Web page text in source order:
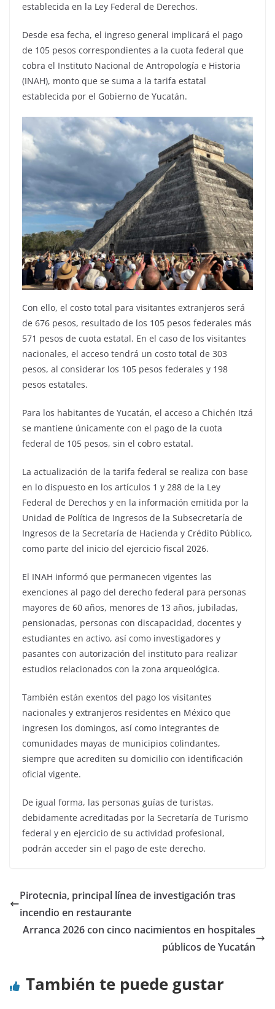
establecida en la Ley Federal de Derechos.
Desde esa fecha, el ingreso general implicará el pago
de 105 pesos correspondientes a la cuota federal que
cobra el Instituto Nacional de Antropología e Historia
(INAH), monto que se suma a la tarifa estatal
establecida por el Gobierno de Yucatán.
Con ello, el costo total para visitantes extranjeros será
de 676 pesos, resultado de los 105 pesos federales más
571 pesos de cuota estatal. En el caso de los visitantes
nacionales, el acceso tendrá un costo total de 303
pesos, al considerar los 105 pesos federales y 198
pesos estatales.
Para los habitantes de Yucatán, el acceso a Chichén Itzá
se mantiene únicamente con el pago de la cuota
federal de 105 pesos, sin el cobro estatal.
La actualización de la tarifa federal se realiza con base
en lo dispuesto en los artículos 1 y 288 de la Ley
Federal de Derechos y en la información emitida por la
Unidad de Política de Ingresos de la Subsecretaría de
Ingresos de la Secretaría de Hacienda y Crédito Público,
como parte del inicio del ejercicio fiscal 2026.
El INAH informó que permanecen vigentes las
exenciones al pago del derecho federal para personas
mayores de 60 años, menores de 13 años, jubiladas,
pensionadas, personas con discapacidad, docentes y
estudiantes en activo, así como investigadores y
pasantes con autorización del instituto para realizar
estudios relacionados con la zona arqueológica.
También están exentos del pago los visitantes
nacionales y extranjeros residentes en México que
ingresen los domingos, así como integrantes de
comunidades mayas de municipios colindantes,
siempre que acrediten su domicilio con identificación
oficial vigente.
De igual forma, las personas guías de turistas,
debidamente acreditadas por la Secretaría de Turismo
federal y en ejercicio de su actividad profesional,
podrán acceder sin el pago de este derecho.
Pirotecnia, principal línea de investigación tras
incendio en restaurante
Arranca 2026 con cinco nacimientos en hospitales
públicos de Yucatán
También te puede gustar